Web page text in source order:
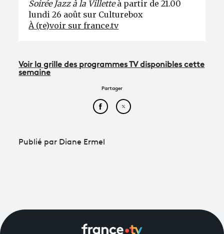
Soirée Jazz à la Villetteà partir de 21.00
lundi 26 août sur Culturebox
À (re)voir sur france.tv
Voir la grille des programmes TV disponibles cette
semaine
Partager
Partager cet article sur
Partager cet article sur
Publié par Diane Ermel